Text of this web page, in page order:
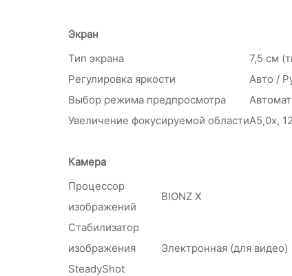
Экран
Тип экрана
7,5 см
Регулировка яркости
Авто /
Выбор режима предпросмотра
Увеличение фокусируемой областиА5,0x,
Камера
Процессор
изображений
BIONZ X
Стабилизатор
изображения
SteadyShot
Электронная (для видео)